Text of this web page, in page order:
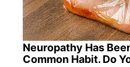
Neuropathy Has
Common Habit. Do